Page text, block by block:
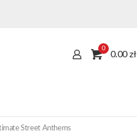
0
0.00 zł
Street Anthems